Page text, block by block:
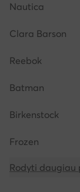
Nautica
Clara Barson
Reebok
Batman
Birkenstock
Frozen
Rodyti daugiau